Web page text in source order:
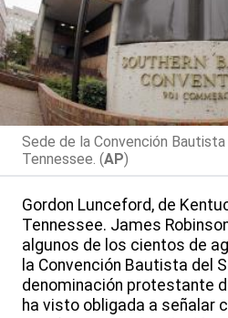
Sede de la Convención
Tennessee. (AP)
Gordon Lunceford, de
Tennessee. James
algunos de los cientos de
la Convención Bautista del
denominación protestante
ha visto obligada a señalar